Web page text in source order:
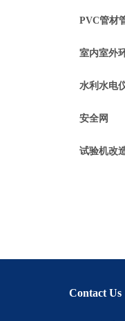
PVC管材
室内室外
水利水电
安全网
试验机改
Contact Us